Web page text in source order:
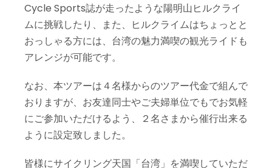
Cycle Sports誌が走ったような陽明山ヒルクライ
ムに挑戦したり、また、ヒルクライムはちょっとと
おっしゃる方には、台湾の魅力満喫の観光ライドも
アレンジが可能です。
なお、本ツアーは４名様からのツアー代金で組んで
おりますが、お友達同士やご夫婦単位でもでお気軽
にご参加いただけるよう、２名さまから催行出来る
ように設定致しました。
皆様にサイクリング天国「台湾」を満喫していただ